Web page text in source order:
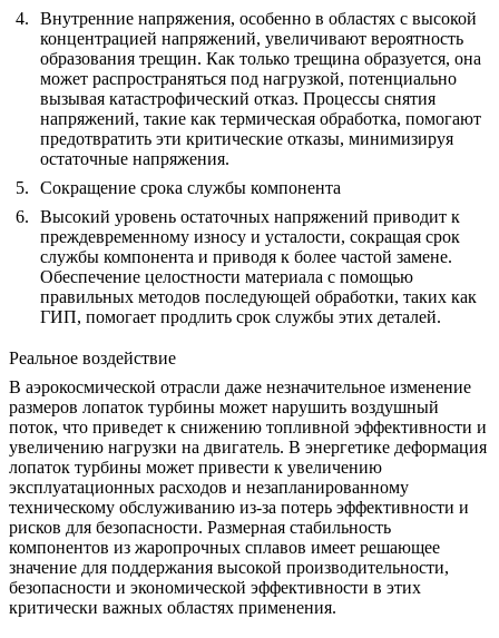
Внутренние напряжения, особенно в областях с высокой
концентрацией напряжений, увеличивают вероятность
образования трещин. Как только трещина образуется, она
может распространяться под нагрузкой, потенциально
вызывая катастрофический отказ. Процессы снятия
напряжений, такие как термическая обработка, помогают
предотвратить эти критические отказы, минимизируя
остаточные напряжения.
Сокращение срока службы компонента
Высокий уровень остаточных напряжений приводит к
преждевременному износу и усталости, сокращая срок
службы компонента и приводя к более частой замене.
Обеспечение целостности материала с помощью
правильных методов последующей обработки, таких как
ГИП, помогает продлить срок службы этих деталей.
Реальное воздействие
В аэрокосмической отрасли даже незначительное изменение
размеров лопаток турбины может нарушить воздушный
поток, что приведет к снижению топливной эффективности и
увеличению нагрузки на двигатель. В энергетике деформация
лопаток турбины может привести к увеличению
эксплуатационных расходов и незапланированному
техническому обслуживанию из-за потерь эффективности и
рисков для безопасности. Размерная стабильность
компонентов из жаропрочных сплавов имеет решающее
значение для поддержания высокой производительности,
безопасности и экономической эффективности в этих
критически важных областях применения.